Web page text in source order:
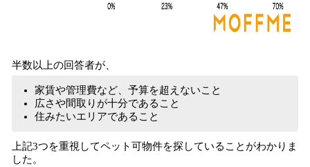
半数以上の回答者が、
家賃や管理費など、予算を超えないこと
広さや間取りが十分であること
住みたいエリアであること
上記3つを重視してペット可物件を探していることがわかりま
した。